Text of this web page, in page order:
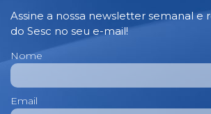
Assine a nossa newsletter semanal e
do Sesc no seu e-mail!
Nome
Email